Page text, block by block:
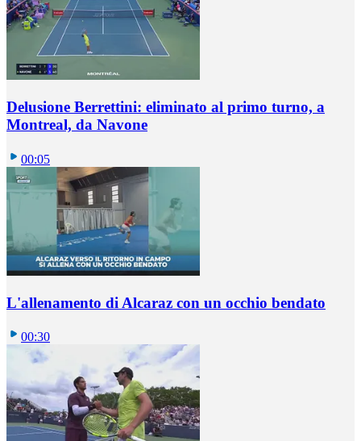
Delusione Berrettini: eliminato al primo turno, a
Montreal, da Navone
00:05
L'allenamento di Alcaraz con un occhio bendato
00:30